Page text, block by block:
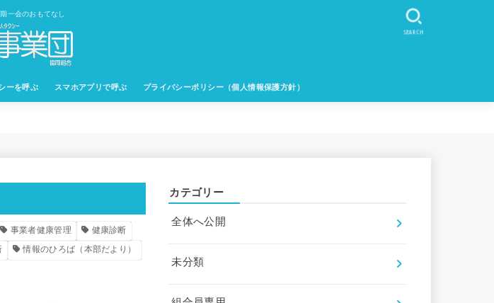
一会のおもてなし
ーを呼ぶ スマホアプリで呼ぶ プライバシーポリシー（個人情報保護方針）
SEARCH
事業者健康管理
健康診断
情報のひろば（本部だより）
カテゴリー
全体へ公開
未分類